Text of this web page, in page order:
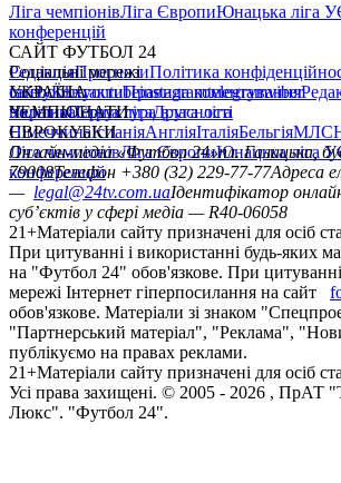
Ліга чемпіонівЛіга ЄвропиЮнацька ліга
конференцій
САЙТ ФУТБОЛ 24
РедакціяПрогнозиПолітика
сайтуКонтактиПравила коментування
політикаСтруктура власності
Соціальні мережі
facebookxyoutubeinstagramtelegramviber
УКРАЇНА
УкраїнаПерша лігаДруга ліга
ЧЕМПІОНАТИ
НімеччинаІспаніяАнгліяІталіяБельгіяМЛС
ЄВРОКУБКИ
Ліга чемпіонівЛіга ЄвропиЮнацька ліга
конференцій
Онлайн-медіа «Футбол 24»пл. Галицька,
79008Телефон +380 (32) 229-77-77Адреса
— legal@24tv.com.uaІдентифікатор
суб’єктів у сфері медіа — R40-06058
21+Матеріали сайту призначені для осіб
При цитуванні і використанні будь-яких
на "Футбол 24" обов'язкове. При цитуванні
мережі Інтернет гіперпосилання на сайт
обов'язкове. Матеріали зі знаком
"Партнерський матеріал", "Реклама",
публікуємо на правах реклами.
21+Матеріали сайту призначені для осіб
Усi права захищенi. © 2005 - 2026 , ПрАТ
Люкс". "Футбол 24".